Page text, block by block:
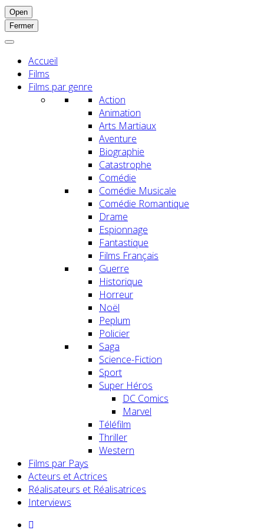
Open
Fermer
Accueil
Films
Films par genre
Action
Animation
Arts Martiaux
Aventure
Biographie
Catastrophe
Comédie
Comédie Musicale
Comédie Romantique
Drame
Espionnage
Fantastique
Films Français
Guerre
Historique
Horreur
Noël
Peplum
Policier
Saga
Science-Fiction
Sport
Super Héros
DC Comics
Marvel
Téléfilm
Thriller
Western
Films par Pays
Acteurs et Actrices
Réalisateurs et Réalisatrices
Interviews